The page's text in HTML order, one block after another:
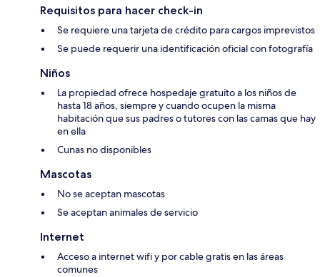
Requisitos para hacer check-in
Se requiere una tarjeta de crédito para cargos imprevistos
Se puede requerir una identificación oficial con fotografía
Niños
La propiedad ofrece hospedaje gratuito a los niños de
hasta 18 años, siempre y cuando ocupen la misma
habitación que sus padres o tutores con las camas que hay
en ella
Cunas no disponibles
Mascotas
No se aceptan mascotas
Se aceptan animales de servicio
Internet
Acceso a internet wifi y por cable gratis en las áreas
comunes